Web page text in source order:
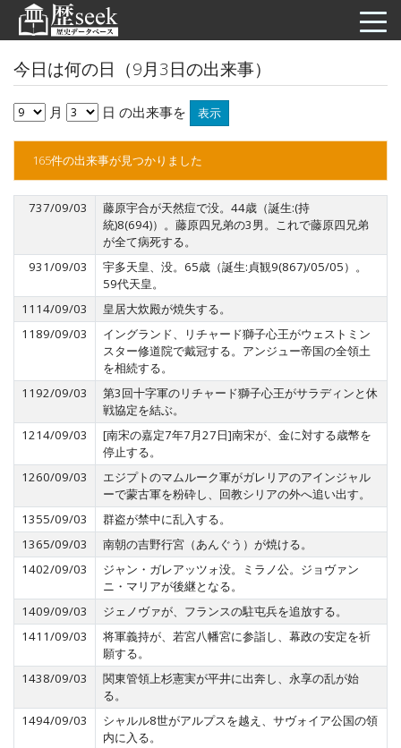
今日は何の日（9月3日の出来事）
月 日 の出来事を 表示
165件の出来事が見つかりました
737/09/03
藤原宇合が天然痘で没。44歳（誕生:(持
統)8(694)）。藤原四兄弟の3男。これで藤原四兄弟
が全て病死する。
931/09/03
宇多天皇、没。65歳（誕生:貞観9(867)/05/05）。
59代天皇。
1114/09/03
皇居大炊殿が焼失する。
1189/09/03
イングランド、リチャード獅子心王がウェストミン
スター修道院で戴冠する。アンジュー帝国の全領土
を相続する。
1192/09/03
第3回十字軍のリチャード獅子心王がサラディンと休
戦協定を結ぶ。
1214/09/03
[南宋の嘉定7年7月27日]南宋が、金に対する歳幣を
停止する。
1260/09/03
エジプトのマムルーク軍がガレリアのアインジャル
ーで蒙古軍を粉砕し、回教シリアの外へ追い出す。
1355/09/03
群盗が禁中に乱入する。
1365/09/03
南朝の吉野行宮（あんぐう）が焼ける。
1402/09/03
ジャン・ガレアッツォ没。ミラノ公。ジョヴァン
ニ・マリアが後継となる。
1409/09/03
ジェノヴァが、フランスの駐屯兵を追放する。
1411/09/03
将軍義持が、若宮八幡宮に参詣し、幕政の安定を祈
願する。
1438/09/03
関東管領上杉憲実が平井に出奔し、永享の乱が始
る。
1494/09/03
シャルル8世がアルプスを越え、サヴォイア公国の領
内に入る。